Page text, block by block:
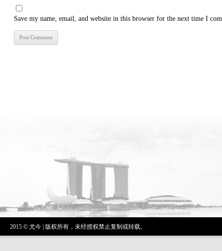
Save my name, email, and website in this browser for the next time I
2015 © 尤今 | 版权所有，未经授权禁止复制或转载。